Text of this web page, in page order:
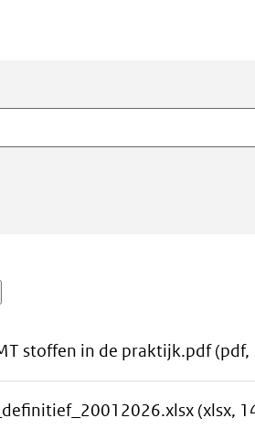
stoffen in de praktijk.pdf(pdf,
(xlsx,